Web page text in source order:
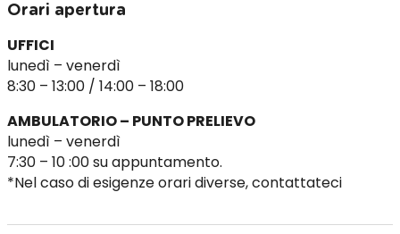
Orari apertura
UFFICI
lunedì – venerdì
8:30 – 13:00 / 14:00 – 18:00
AMBULATORIO – PUNTO PRELIEVO
lunedì – venerdì
7:30 – 10 :00 su appuntamento.
*Nel caso di esigenze orari diverse, contattateci